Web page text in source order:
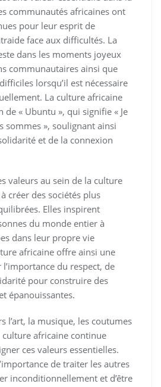
communautés africaines ont
pour leur esprit de
face aux difficultés. La
dans les moments joyeux
communautaires ainsi que
lorsqu’il est nécessaire
La culture africaine
de « Ubuntu », qui signifie « Je
sommes », soulignant ainsi
et de la connexion
valeurs au sein de la culture
créer des sociétés plus
Elles inspirent
du monde entier à
dans leur propre vie
africaine offre ainsi une
du respect, de
pour construire des
épanouissantes.
l’art, la musique, les coutumes
africaine continue
ces valeurs essentielles.
de traiter les autres
inconditionnellement et d’être